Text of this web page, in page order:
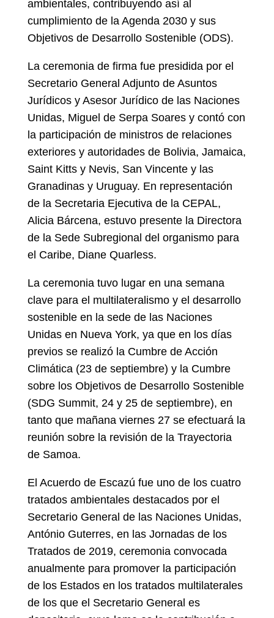
ambientales, contribuyendo así al
cumplimiento de la Agenda 2030 y sus
Objetivos de Desarrollo Sostenible (ODS).
La ceremonia de firma fue presidida por el
Secretario General Adjunto de Asuntos
Jurídicos y Asesor Jurídico de las Naciones
Unidas, Miguel de Serpa Soares y contó con
la participación de ministros de relaciones
exteriores y autoridades de Bolivia, Jamaica,
Saint Kitts y Nevis, San Vincente y las
Granadinas y Uruguay. En representación
de la Secretaria Ejecutiva de la CEPAL,
Alicia Bárcena, estuvo presente la Directora
de la Sede Subregional del organismo para
el Caribe, Diane Quarless.
La ceremonia tuvo lugar en una semana
clave para el multilateralismo y el desarrollo
sostenible en la sede de las Naciones
Unidas en Nueva York, ya que en los días
previos se realizó la Cumbre de Acción
Climática (23 de septiembre) y la Cumbre
sobre los Objetivos de Desarrollo Sostenible
(SDG Summit, 24 y 25 de septiembre), en
tanto que mañana viernes 27 se efectuará la
reunión sobre la revisión de la Trayectoria
de Samoa.
El Acuerdo de Escazú fue uno de los cuatro
tratados ambientales destacados por el
Secretario General de las Naciones Unidas,
António Guterres, en las Jornadas de los
Tratados de 2019, ceremonia convocada
anualmente para promover la participación
de los Estados en los tratados multilaterales
de los que el Secretario General es